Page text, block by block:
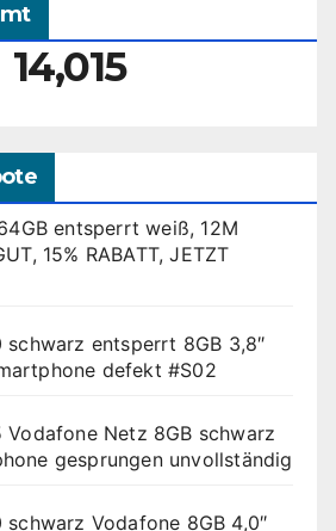
14,015
entsperrt weiß, 12M
15% RABATT, JETZT
entsperrt 8GB 3,8″
defekt #S02
Vodafone Netz 8GB schwarz
gesprungen unvollständig
Vodafone 8GB 4,0″